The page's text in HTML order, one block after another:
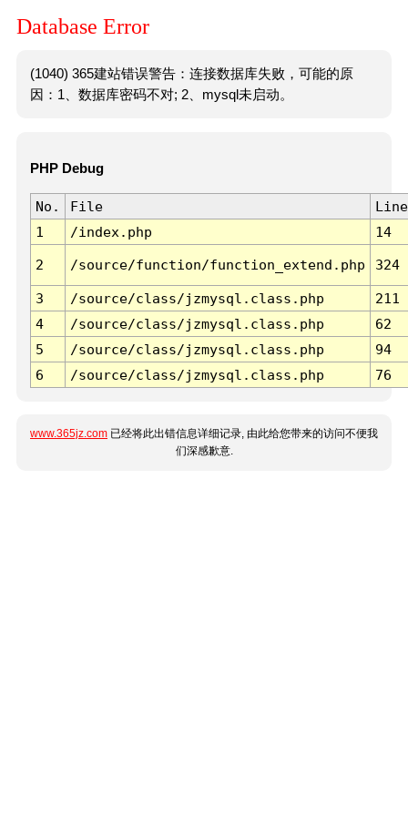
Database Error
(1040) 365建站错误警告：连接数据库失败，可能的原
因：1、数据库密码不对; 2、mysql未启动。
PHP Debug
No. File
Line
1
/index.php 14
2 /source/function/function_extend.php 324
3 /source/class/jzmysql.class.php
211
4
/source/class/jzmysql.class.php
62
5
/source/class/jzmysql.class.php
94
6
/source/class/jzmysql.class.php 76
www.365jz.com 已经将此出错信息详细记录, 由此给您带来的访问不便我
们深感歉意.